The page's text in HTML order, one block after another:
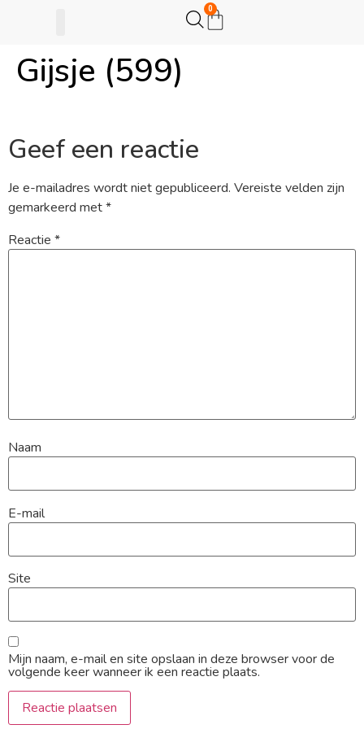
0
Gijsje (599)
Geef een reactie
Je e-mailadres wordt niet gepubliceerd. Vereiste velden zijn
gemarkeerd met*
Reactie *
Naam
E-mail
Site
Mijn naam, e-mail en site opslaan in deze browser voor de
volgende keer wanneer ik een reactie plaats.